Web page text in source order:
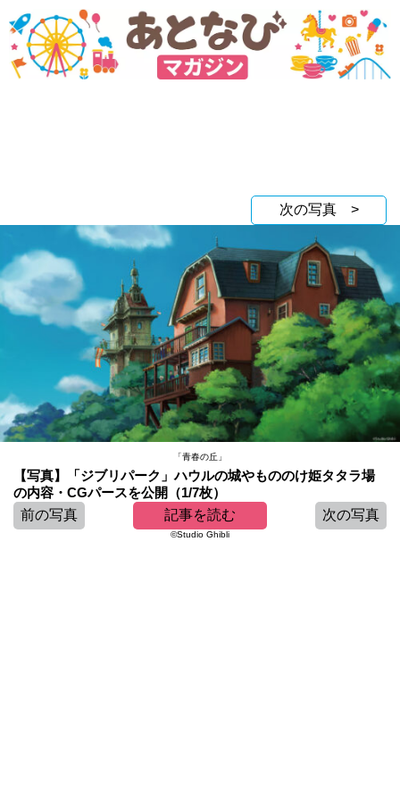
次の写真 >
「青春の丘」
【写真】「ジブリパーク」ハウルの城やもののけ姫タタラ場
の内容・CGパースを公開（1/7枚）
前の写真
記事を読む 次の写真
©Studio Ghibli